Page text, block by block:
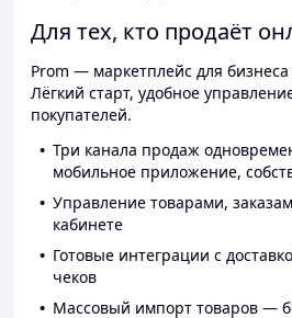
Для тех, кто продаёт
Prom — маркетплейс для
Лёгкий старт, удобное
покупателей.
Три канала продаж
мобильное приложение,
Управление товарами,
кабинете
Готовые интеграции с
чеков
Массовый импорт товаров —